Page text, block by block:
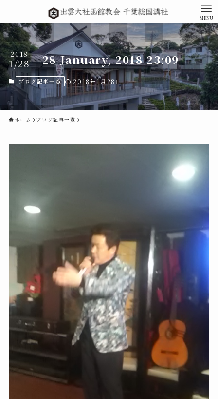
MENU
28 January, 2018 23:09
2018
1/28
ブログ記事一覧 2018年1月28日
ホーム ブログ記事一覧